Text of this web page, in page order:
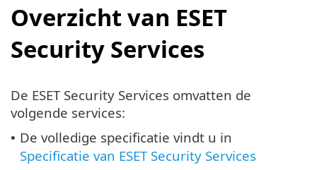
Overzicht van ESET
Security Services
De ESET Security Services omvatten de
volgende services:
• De volledige specificatie vindt u in
Specificatie van ESET Security Services